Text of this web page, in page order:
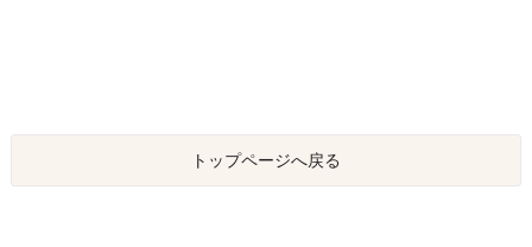
トップページへ戻る